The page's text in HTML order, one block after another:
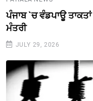
ਪੰਜਾਬ `ਚ ਵੰਡਪਾਊ
ਮੰਤਰੀ
JULY 29, 2026